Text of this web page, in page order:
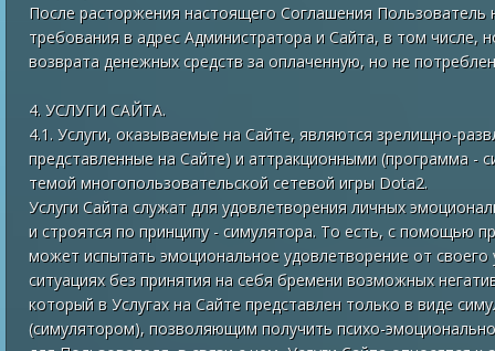
После расторжения настоящего Соглашения Пользователь
требования в адрес Администратора и Сайта, в том числе,
возврата денежных средств за оплаченную, но не
4. УСЛУГИ САЙТА.
4.1. Услуги, оказываемые на Сайте, являются зрелищно-
представленные на Сайте) и аттракционными (программа -
темой многопользовательской сетевой игры Dota2.
Услуги Сайта служат для удовлетворения личных
и строятся по принципу - симулятора. То есть, с помощью
может испытать эмоциональное удовлетворение от
ситуациях без принятия на себя бремени возможных
который в Услугах на Сайте представлен только в виде
(симулятором), позволяющим получить психо-